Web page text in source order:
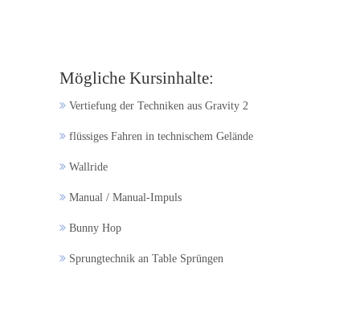
Mögliche Kursinhalte:
Vertiefung der Techniken aus Gravity 2
flüssiges Fahren in technischem Gelände
Wallride
Manual / Manual-Impuls
Bunny Hop
Sprungtechnik an Table Sprüngen